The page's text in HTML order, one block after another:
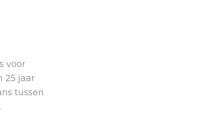
voor
25 jaar
tussen